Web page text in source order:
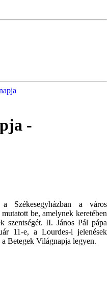
-
Székesegyházban a város
be, amelynek keretében
szentségét. II. János Pál pápa
11-e, a Lourdes-i jelenések
Betegek Világnapja legyen.